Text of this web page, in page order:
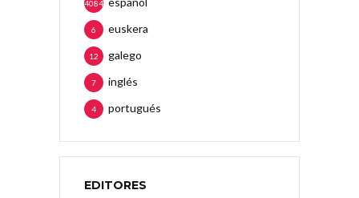
4084
euskera
6
galego
12
inglés
7
portugués
4
EDITORES